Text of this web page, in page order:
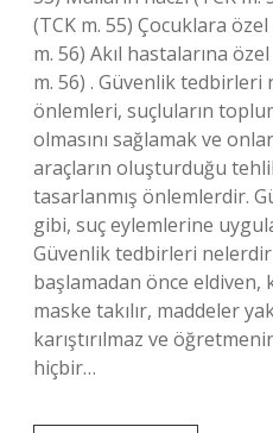
(TCK m. 55) Çocuklara
m. 56) Akıl hastalarına
m. 56) . Güvenlik tedbirleri
önlemleri, suçluların
olmasını sağlamak ve
araçların oluşturduğu
tasarlanmış önlemlerdir.
gibi, suç eylemlerine
Güvenlik tedbirleri nelerdir
başlamadan önce eldiven,
maske takılır, maddeler
karıştırılmaz ve
hiçbir…